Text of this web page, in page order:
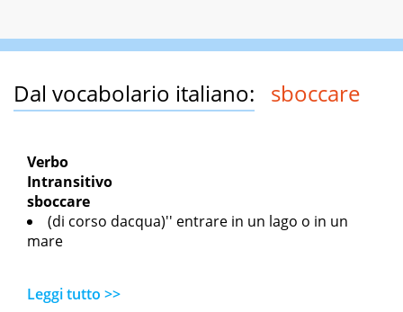
Dal vocabolario italiano: sboccare
Verbo
Intransitivo
sboccare
(di corso dacqua)'' entrare in un lago o in un
mare
Leggi tutto >>